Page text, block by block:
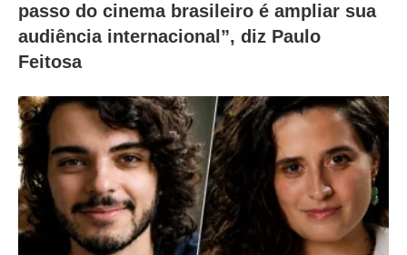
o
c
o
n
t
e
ú
d
o
passo do cinema brasileiro é ampliar sua
audiência internacional”, diz Paulo
Feitosa